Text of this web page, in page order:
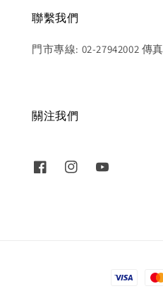
聯繫我們
門市專線: 02-27942002 傳
關注我們